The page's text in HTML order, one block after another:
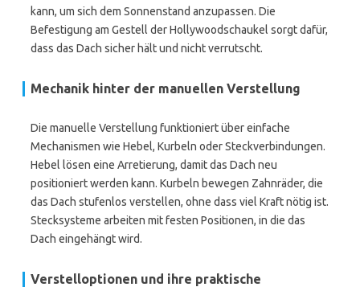
kann, um sich dem Sonnenstand anzupassen. Die
Befestigung am Gestell der Hollywoodschaukel sorgt dafür,
dass das Dach sicher hält und nicht verrutscht.
Mechanik hinter der manuellen Verstellung
Die manuelle Verstellung funktioniert über einfache
Mechanismen wie Hebel, Kurbeln oder Steckverbindungen.
Hebel lösen eine Arretierung, damit das Dach neu
positioniert werden kann. Kurbeln bewegen Zahnräder, die
das Dach stufenlos verstellen, ohne dass viel Kraft nötig ist.
Stecksysteme arbeiten mit festen Positionen, in die das
Dach eingehängt wird.
Verstelloptionen und ihre praktische